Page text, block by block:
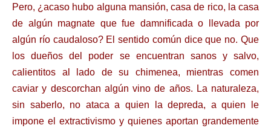
Pero, ¿acaso hubo alguna mansión, casa de rico, la casa
de algún magnate que fue damnificada o llevada por
algún río caudaloso? El sentido común dice que no. Que
los dueños del poder se encuentran sanos y salvo,
calientitos al lado de su chimenea, mientras comen
caviar y descorchan algún vino de años. La naturaleza,
sin saberlo, no ataca a quien la depreda, a quien le
impone el extractivismo y quienes aportan grandemente